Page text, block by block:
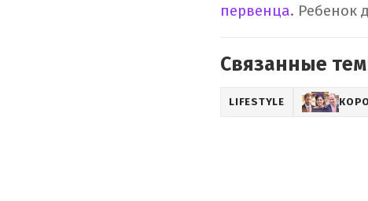
первенца. Ребенок
Связанные
LIFESTYLE